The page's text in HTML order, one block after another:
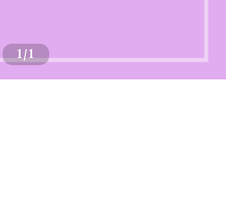
1/1